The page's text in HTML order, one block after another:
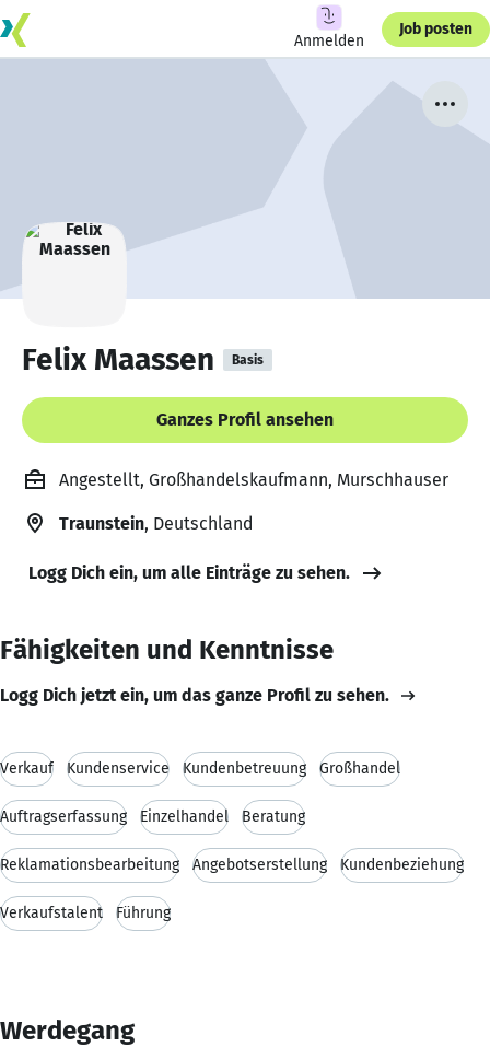
Anmelden
Job posten
Felix Maassen Basis
Ganzes Profil ansehen
Angestellt, Großhandelskaufmann, Murschhauser
Traunstein, Deutschland
Logg Dich ein, um alle Einträge zu sehen.
Fähigkeiten und Kenntnisse
Logg Dich jetzt ein, um das ganze Profil zu sehen.
Verkauf Kundenservice Kundenbetreuung Großhandel
Auftragserfassung Einzelhandel Beratung
Reklamationsbearbeitung Angebotserstellung Kundenbeziehung
Verkaufstalent Führung
Werdegang